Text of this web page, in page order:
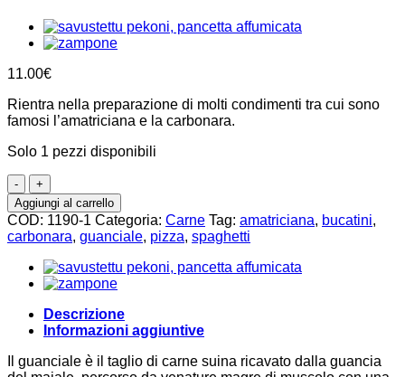
11.00€
Rientra nella preparazione di molti condimenti tra cui sono
famosi l’amatriciana e la carbonara.
Solo 1 pezzi disponibili
Guanciale
piccante
calabrese
250g
quantità
Aggiungi al carrello
COD: 1190-1 Categoria: Carne Tag: amatriciana, bucatini,
carbonara, guanciale, pizza, spaghetti
Descrizione
Informazioni aggiuntive
Il guanciale è il taglio di carne suina ricavato dalla guancia